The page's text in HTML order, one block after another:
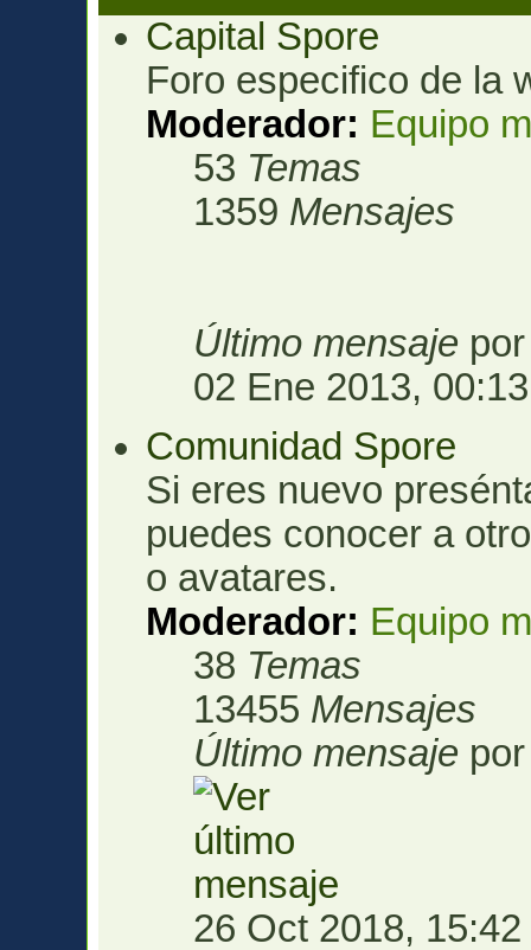
Capital Spore
Foro especifico de la
Moderador: Equipo
53 Temas
1359 Mensajes
Último mensaje
02 Ene 2013, 00:13
Comunidad Spore
Si eres nuevo
puedes conocer a
o avatares.
Moderador: Equipo
38 Temas
13455 Mensajes
Último mensaje
26 Oct 2018, 15:42